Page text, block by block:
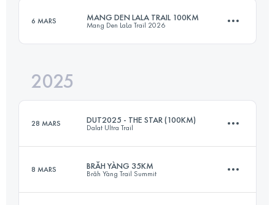
6 MARS MANG DEN LALA TRAIL 100KM
Mang Den LaLa Trail 2026
Connectez-vous pour voir l'UTMB Index
2025
28 MARS DUT2025 - THE STAR (100KM)
Dalat Ultra Trail
8 MARS BRĂH YÀNG 35KM
Brăh Yàng Trail Summit